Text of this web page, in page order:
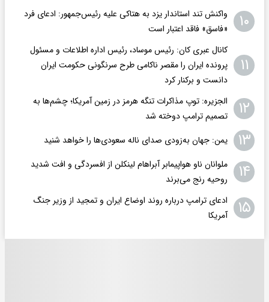
۱۰
واکنش تند استاندار یزد به هتاکی علیه رئیس‌جمهور: ادعای فرد
«فاسق» فاقد اعتبار است
۱۱
کانال عبری کان: رئیس موساد، رئیس اداره اطلاعات و مسئول
پرونده ایران را مقصر ناکامی طرح سرنگونی حکومت ایران
دانست و برکنار کرد
۱۲
الجزیره: توپ مذاکرات تنگه هرمز در زمین آمریکا؛ چشم‌ها به
تصمیم ترامپ دوخته شد
۱۳ یمن: جهان به‌زودی صدای ناله سعودی‌ها را خواهد شنید
۱۴
ملوانان ناو هواپیمابر آبراهام لینکلن از افسردگی و افت شدید
روحیه رنج می‌برند
۱۵
ادعای ترامپ درباره روند اوضاع ایران و تمجید از وزیر جنگ
آمریکا